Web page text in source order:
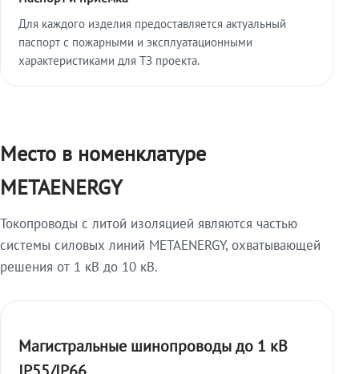
Для каждого изделия предоставляется актуальный
паспорт с пожарными и эксплуатационными
характеристиками для ТЗ проекта.
Место в номенклатуре
METAENERGY
Токопроводы с литой изоляцией являются частью
системы силовых линий METAENERGY, охватывающей
решения от 1 кВ до 10 кВ.
Магистральные шинопроводы до 1 кВ